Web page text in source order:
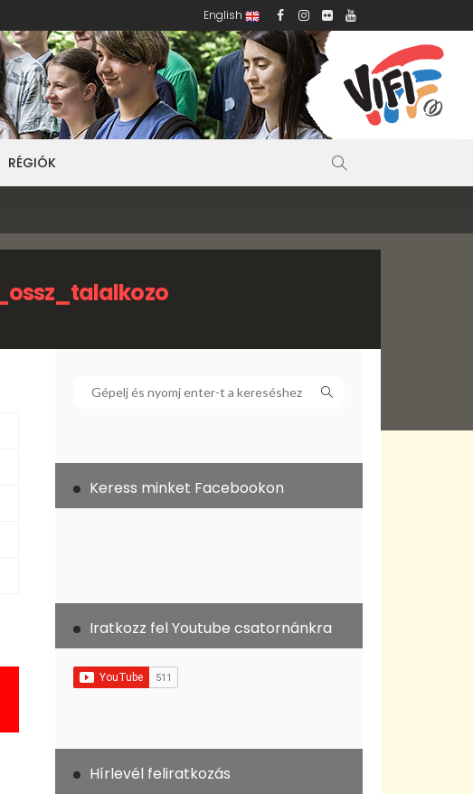
English
RÉGIÓK
Keress minket Facebookon
Iratkozz fel Youtube csatornánkra
Hírlevél feliratkozás